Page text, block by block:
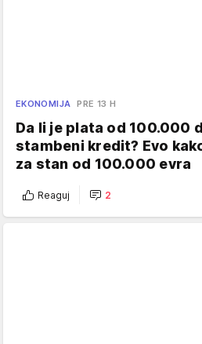
EKONOMIJA PRE 13 H
Da li je plata od 100.000
stambeni kredit? Evo
za stan od 100.000 evra
Reaguj 2